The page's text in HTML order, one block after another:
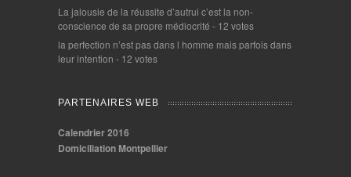
La jalousie de la réussite d’autrui c’est la non-
conscience de sa propre médiocrité - 12 votes
la perfection n’est pas dans l homme mais parfois dans
leur intention - 12 votes
PARTENAIRES WEB
Calendrier 2016
Domiciliation Montpellier